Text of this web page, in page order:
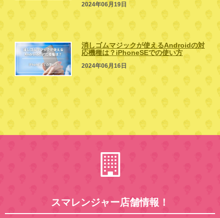
2024年06月19日
消しゴムマジックが使えるAndroidの対
応機種は？iPhoneSEでの使い方
2024年06月16日
スマレンジャー店舗情報！